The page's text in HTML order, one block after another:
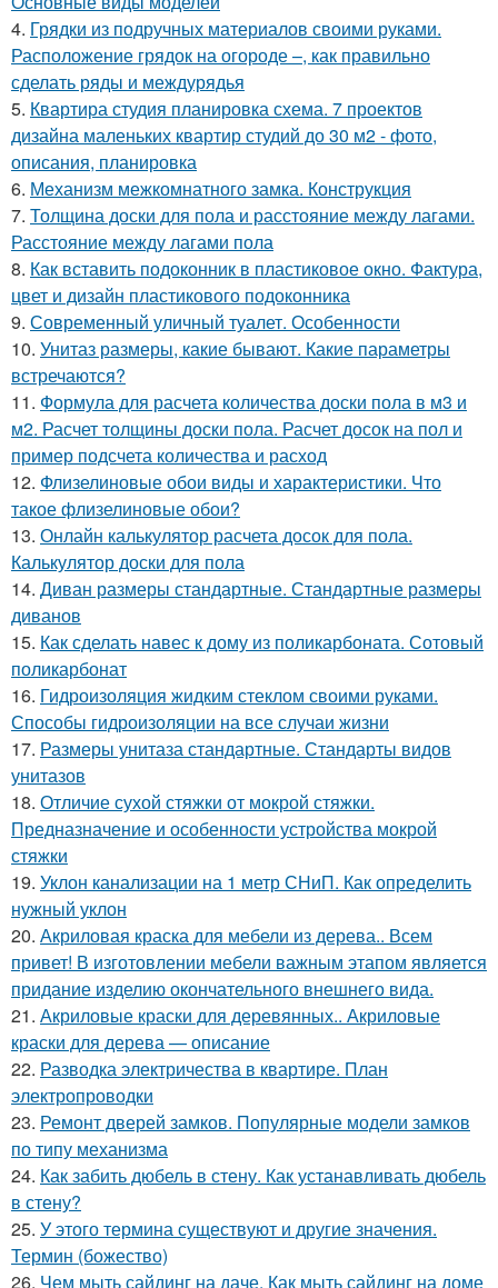
4. Грядки из подручных материалов своими руками.
Расположение грядок на огороде –, как правильно
сделать ряды и междурядья
5. Квартира студия планировка схема. 7 проектов
дизайна маленьких квартир студий до 30 м2 - фото,
описания, планировка
6. Механизм межкомнатного замка. Конструкция
7. Толщина доски для пола и расстояние между лагами.
Расстояние между лагами пола
8. Как вставить подоконник в пластиковое окно. Фактура,
цвет и дизайн пластикового подоконника
9. Современный уличный туалет. Особенности
10. Унитаз размеры, какие бывают. Какие параметры
встречаются?
11. Формула для расчета количества доски пола в м3 и
м2. Расчет толщины доски пола. Расчет досок на пол и
пример подсчета количества и расход
12. Флизелиновые обои виды и характеристики. Что
такое флизелиновые обои?
13. Онлайн калькулятор расчета досок для пола.
Калькулятор доски для пола
14. Диван размеры стандартные. Стандартные размеры
диванов
15. Как сделать навес к дому из поликарбоната. Сотовый
поликарбонат
16. Гидроизоляция жидким стеклом своими руками.
Способы гидроизоляции на все случаи жизни
17. Размеры унитаза стандартные. Стандарты видов
унитазов
18. Отличие сухой стяжки от мокрой стяжки.
Предназначение и особенности устройства мокрой
стяжки
19. Уклон канализации на 1 метр СНиП. Как определить
нужный уклон
20. Акриловая краска для мебели из дерева.. Всем
привет! В изготовлении мебели важным этапом является
придание изделию окончательного внешнего вида.
21. Акриловые краски для деревянных.. Акриловые
краски для дерева — описание
22. Разводка электричества в квартире. План
электропроводки
23. Ремонт дверей замков. Популярные модели замков
по типу механизма
24. Как забить дюбель в стену. Как устанавливать дюбель
в стену?
25. У этого термина существуют и другие значения.
Термин (божество)
26. Чем мыть сайдинг на даче. Как мыть сайдинг на доме